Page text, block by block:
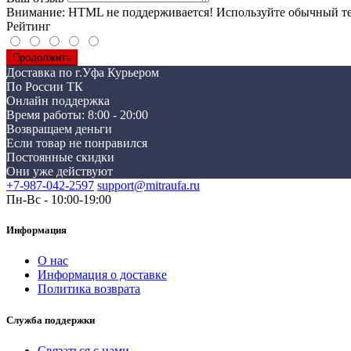
Внимание: HTML не поддерживается! Используйте обычный
Рейтинг
Продолжить
Доставка по г.Уфа Курьером
По России ТК
Онлайн поддержка
Время работы: 8:00 - 20:00
Возвращаем деньги
Если товар не понравился
Постоянные скидки
Они уже действуют
+7-987-042-2597 support@mitraufa.ru
Пн-Вс - 10:00-19:00
Информация
О нас
Информация о доставке
Политика возврата
Служба поддержки